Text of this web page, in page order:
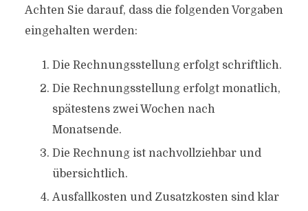
Achten Sie darauf, dass die folgenden Vorgaben
eingehalten werden:
Die Rechnungsstellung erfolgt schriftlich.
Die Rechnungsstellung erfolgt monatlich,
spätestens zwei Wochen nach
Monatsende.
Die Rechnung ist nachvollziehbar und
übersichtlich.
Ausfallkosten und Zusatzkosten sind klar